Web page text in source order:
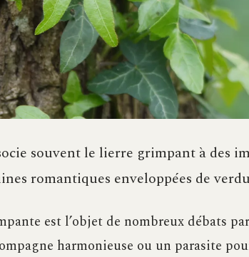
souvent le lierre grimpant à des
romantiques enveloppées de
est l’objet de nombreux débats
harmonieuse ou un parasite